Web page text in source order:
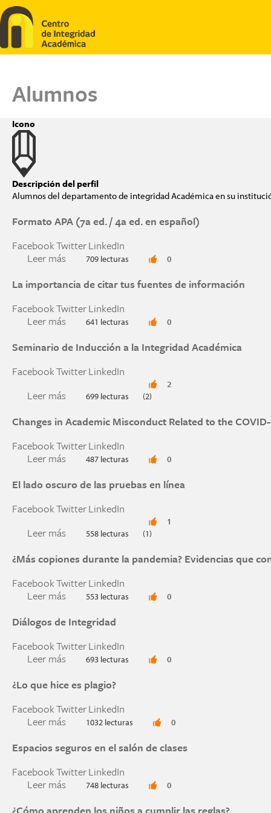
Pasar al contenido principal
Alumnos
Icono
Descripción del perfil
Alumnos del departamento de integridad Académica en su
Formato APA (7a ed. / 4a ed. en español)
FacebookTwitterLinkedIn
Leer más sobre Formato APA (7a ed. / 4a ed. en español)
709 lecturas 0
La importancia de citar tus fuentes de información
FacebookTwitterLinkedIn
Leer más sobre La importancia de citar tus fuentes de
641 lecturas 0
Seminario de Inducción a la Integridad Académica
FacebookTwitterLinkedIn
Leer más sobre Seminario de Inducción a la Integridad
699 lecturas
2
(2)
Changes in Academic Misconduct Related to the
FacebookTwitterLinkedIn
Leer más sobre Changes in Academic Misconduct
487 lecturas 0
El lado oscuro de las pruebas en línea
FacebookTwitterLinkedIn
Leer más sobre El lado oscuro de las pruebas en línea
558 lecturas
1
(1)
¿Más copiones durante la pandemia? Evidencias que
FacebookTwitterLinkedIn
Leer más sobre ¿Más copiones durante la pandemia?
553 lecturas 0
Diálogos de Integridad
FacebookTwitterLinkedIn
Leer más sobre Diálogos de Integridad
693 lecturas 0
¿Lo que hice es plagio?
FacebookTwitterLinkedIn
Leer más sobre ¿Lo que hice es plagio?
1032 lecturas 0
Espacios seguros en el salón de clases
FacebookTwitterLinkedIn
Leer más sobre Espacios seguros en el salón de clases
748 lecturas 0